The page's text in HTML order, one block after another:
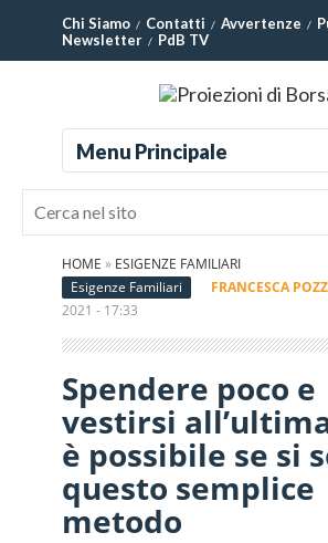
Chi Siamo Contatti Avvertenze
Newsletter
PdB TV
HOME » ESIGENZE FAMILIARI
Esigenze Familiari
FRANCESCA
2021 - 17:33
Spendere poco e
vestirsi
è possibile se si
questo semplice
metodo